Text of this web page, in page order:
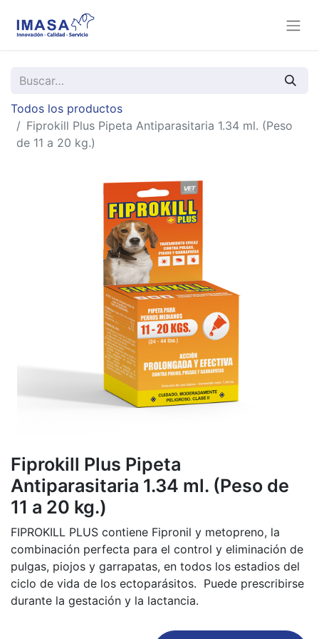
Todos los productos
Fiprokill Plus Pipeta Antiparasitaria 1.34 ml. (Peso
de 11 a 20 kg.)
Fiprokill Plus Pipeta
Antiparasitaria 1.34 ml. (Peso de
11 a 20 kg.)
FIPROKILL PLUS contiene Fipronil y metopreno, la
combinación perfecta para el control y eliminación de
pulgas, piojos y garrapatas, en todos los estadios del
ciclo de vida de los ectoparásitos. Puede prescribirse
durante la gestación y la lactancia.